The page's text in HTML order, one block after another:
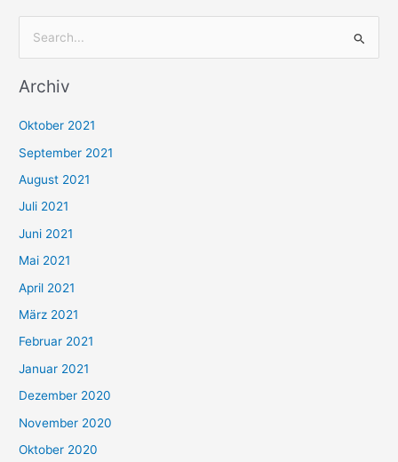
c
n
n
a
c
h
:
Archiv
Oktober 2021
September 2021
August 2021
Juli 2021
Juni 2021
Mai 2021
April 2021
März 2021
Februar 2021
Januar 2021
Dezember 2020
November 2020
Oktober 2020